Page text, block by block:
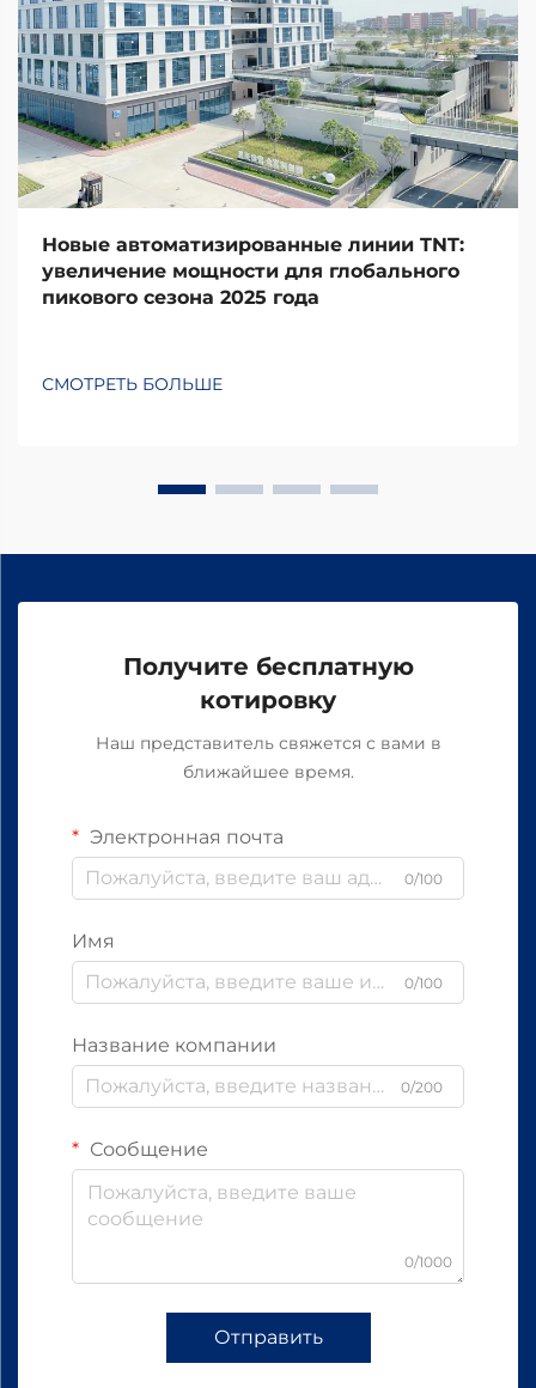
Новые автоматизированные линии TNT:
увеличение мощности для глобального
пикового сезона 2025 года
СМОТРЕТЬ БОЛЬШЕ
Получите бесплатную
котировку
Наш представитель свяжется с вами в
ближайшее время.
Электронная почта
0/100
Имя
0/100
Название компании
0/200
Сообщение
0/1000
Отправить